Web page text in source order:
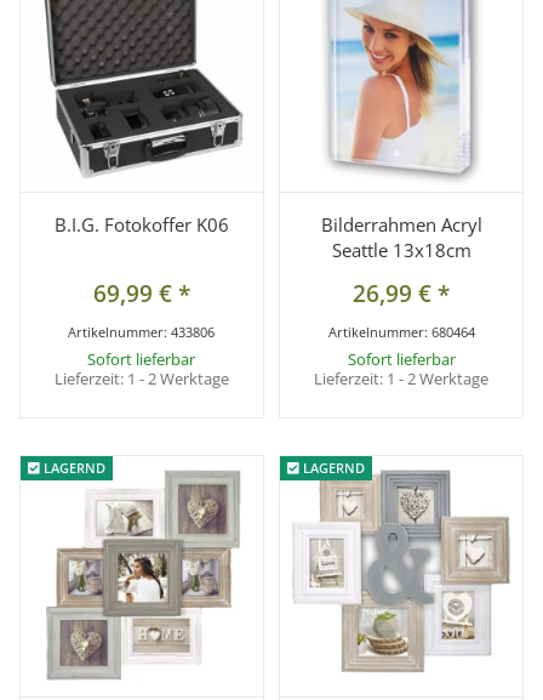
B.I.G. Fotokoffer K06
69,99 €*
Artikelnummer:433806
Sofort lieferbar
Lieferzeit: 1 - 2 Werktage
Bilderrahmen Acryl
Seattle 13x18cm
26,99 €*
Artikelnummer: 680464
Sofort lieferbar
Lieferzeit: 1 - 2 Werktage
LAGERND
LAGERND LAGERND
LAGERND